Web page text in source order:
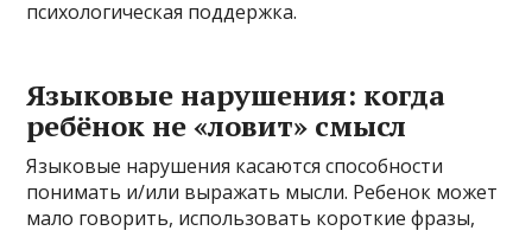
психологическая поддержка.
Языковые нарушения: когда
ребёнок не «ловит» смысл
Языковые нарушения касаются способности
понимать и/или выражать мысли. Ребенок может
мало говорить, использовать короткие фразы,